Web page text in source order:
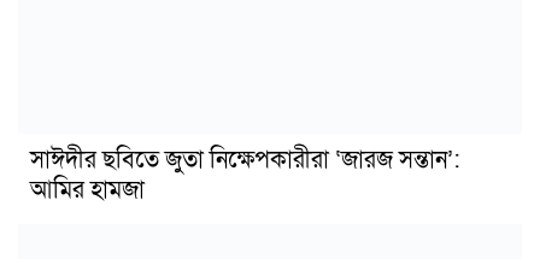
সাঈদীর ছবিতে জুতা নিক্ষেপকারীরা ‘জারজ সন্তান’:
আমির হামজা